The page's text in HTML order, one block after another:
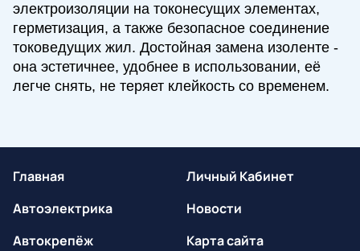
электроизоляции на токонесущих элементах,
герметизация, а также безопасное соединение
токоведущих жил. Достойная замена изоленте -
она эстетичнее, удобнее в использовании, её
легче снять, не теряет клейкость со временем.
Главная
Автоэлектрика
Автокрепёж
Личный Кабинет
Новости
Карта сайта